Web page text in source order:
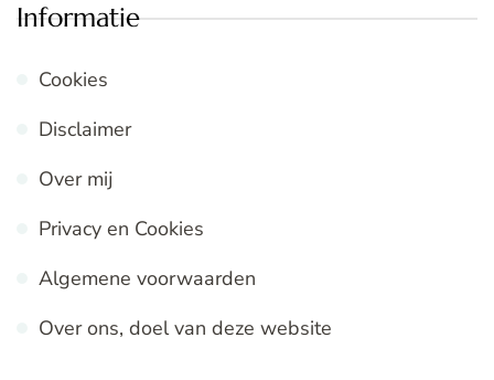
Informatie
Cookies
Disclaimer
Over mij
Privacy en Cookies
Algemene voorwaarden
Over ons, doel van deze website